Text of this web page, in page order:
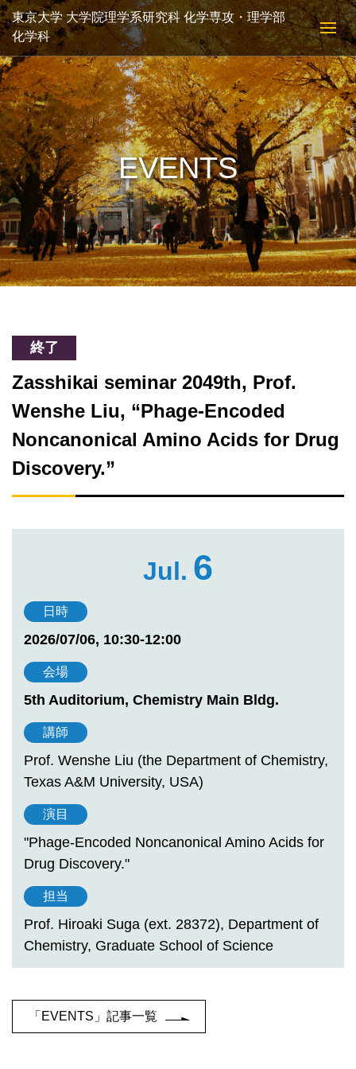
東京大学 大学院理学系研究科 化学専攻・理学部
化学科
EVENTS
終了
Zasshikai seminar 2049th, Prof.
Wenshe Liu, “Phage-Encoded
Noncanonical Amino Acids for Drug
Discovery.”
Jul. 6
日時
2026/07/06, 10:30-12:00
会場
5th Auditorium, Chemistry Main Bldg.
講師
Prof. Wenshe Liu (the Department of Chemistry,
Texas A&M University, USA)
演目
"Phage-Encoded Noncanonical Amino Acids for
Drug Discovery."
担当
Prof. Hiroaki Suga (ext. 28372), Department of
Chemistry, Graduate School of Science
「EVENTS」記事一覧